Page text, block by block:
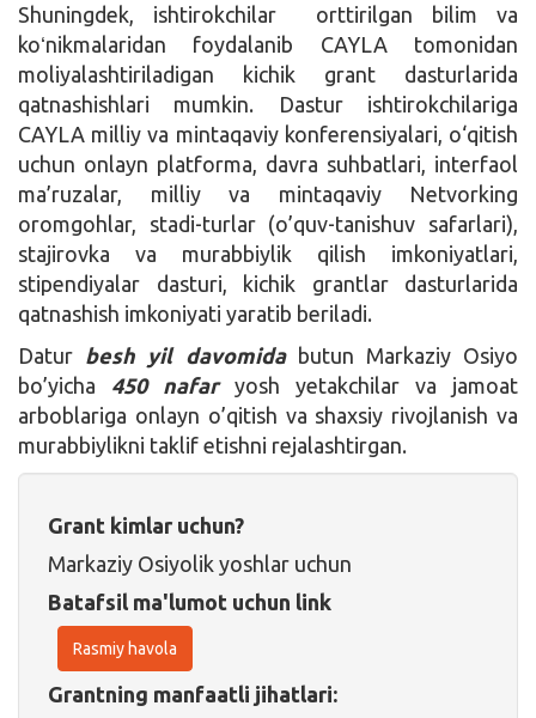
Shuningdek, ishtirokchilar orttirilgan bilim va
koʻnikmalaridan foydalanib CAYLA tomonidan
moliyalashtiriladigan kichik grant dasturlarida
qatnashishlari mumkin. Dastur ishtirokchilariga
CAYLA milliy va mintaqaviy konferensiyalari, o‘qitish
uchun onlayn platforma, davra suhbatlari, interfaol
ma’ruzalar, milliy va mintaqaviy Netvorking
oromgohlar, stadi-turlar (o’quv-tanishuv safarlari),
stajirovka va murabbiylik qilish imkoniyatlari,
stipendiyalar dasturi, kichik grantlar dasturlarida
qatnashish imkoniyati yaratib beriladi.
Datur besh yil davomidabutun Markaziy Osiyo
bo’yicha 450 nafar yosh yetakchilar va jamoat
arboblariga onlayn o’qitish va shaxsiy rivojlanish va
murabbiylikni taklif etishni rejalashtirgan.
Grant kimlar uchun?
Markaziy Osiyolik yoshlar uchun
Batafsil ma'lumot uchun link
Rasmiy havola
Grantning manfaatli jihatlari: